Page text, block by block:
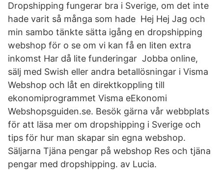
Dropshipping fungerar bra i Sverige, om det inte
hade varit så många som hade Hej Hej Jag och
min sambo tänkte sätta igång en dropshipping
webshop för o se om vi kan få en liten extra
inkomst Har då lite funderingar Jobba online,
sälj med Swish eller andra betallösningar i Visma
Webshop och låt en direktkoppling till
ekonomiprogrammet Visma eEkonomi
Webshopsguiden.se. Besök gärna vår webbplats
för att läsa mer om dropshipping i Sverige och
tips för hur man skapar sin egna webshop.
Säljarna Tjäna pengar på webshop Res och tjäna
pengar med dropshipping. av Lucia.